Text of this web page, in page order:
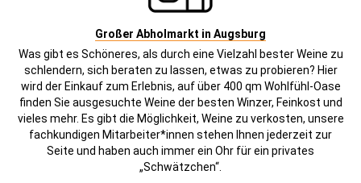
Großer Abholmarkt in Augsburg
Was gibt es Schöneres, als durch eine Vielzahl bester Weine zu
schlendern, sich beraten zu lassen, etwas zu probieren? Hier
wird der Einkauf zum Erlebnis, auf über 400 qm Wohlfühl-Oase
finden Sie ausgesuchte Weine der besten Winzer, Feinkost und
vieles mehr. Es gibt die Möglichkeit, Weine zu verkosten, unsere
fachkundigen Mitarbeiter*innen stehen Ihnen jederzeit zur
Seite und haben auch immer ein Ohr für ein privates
„Schwätzchen“.